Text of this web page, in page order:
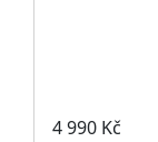
4 990 Kč